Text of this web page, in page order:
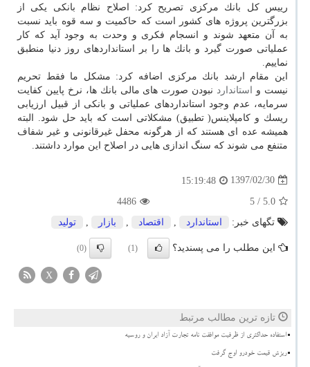
رییس كل بانك مركزی تصریح كرد: اصلاح نظام بانكی یكی از
بزرگترین پروژه های كشور است كه حاكمیت و سه قوه باید نسبت
به آن متعهد شوند و انسجام فكری و وحدت به وجود آید كه كار
عملیاتی صورت گیرد و بانك ها را بر استانداردهای روز دنیا منطبق
نماییم.
این مقام ارشد بانك مركزی اضافه كرد: مشكل ما فقط تحریم
نیست و
استاندارد نبودن صورت های مالی بانك ها، نرخ پایین كفایت
سرمایه، عدم وجود استانداردهای عملیاتی و بانكی از قبیل ارزیابی
ریسك و كامپلاینس( تطبیق) مشكلاتی است كه باید حل شود. البته
همیشه عده ای هستند كه از هرگونه محفل غیرقانونی و غیر شفاف
متنفع می شوند كه سنگ اندازی هایی در اصلاح این موارد داشتند.
1397/02/30
15:19:48
5.0
/ 5
4486
تگهای خبر:
استاندارد , اقتصاد , بازار , تولید
این مطلب را می پسندید؟ (1)
(0)
X
تازه ترین مطالب مرتبط
استفاده حداکثری از ظرفیت موافقت نامه تجارت آزاد ایران و روسیه
ریزش قیمت خودرو اوج گرفت